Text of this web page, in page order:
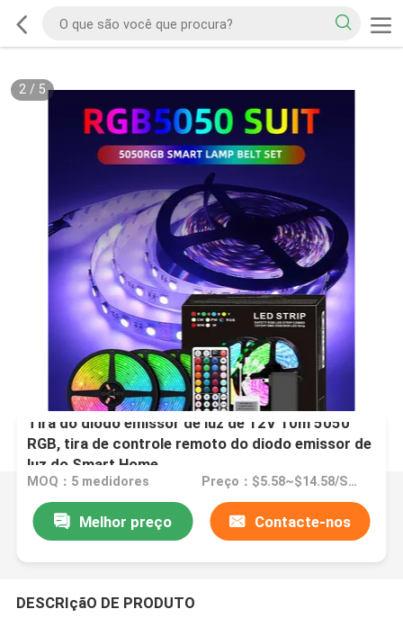
2/ 5
Tira do diodo emissor de luz de 12V 10m 5050
RGB, tira de controle remoto do diodo emissor de
luz do Smart Home
MOQ：5 medidores Preço：$5.58~$14.58/SET
Melhor preço Contacte-nos
DESCRIçãO DE PRODUTO